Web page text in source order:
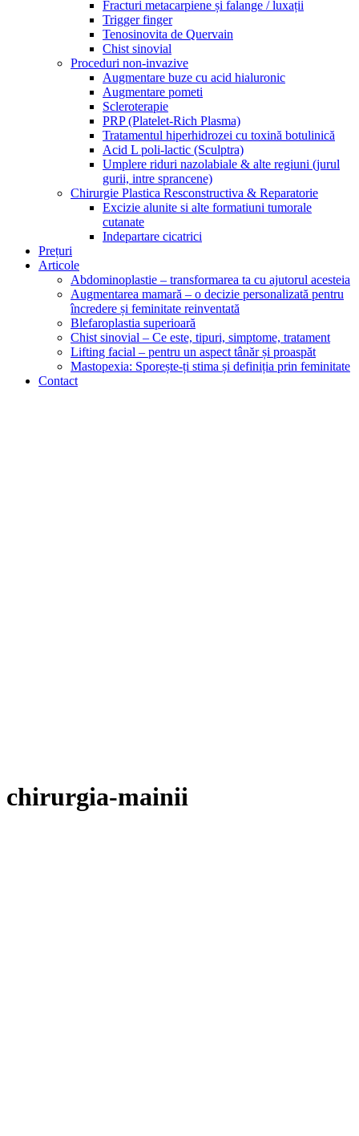
Fracturi metacarpiene și falange / luxații
Trigger finger
Tenosinovita de Quervain
Chist sinovial
Proceduri non-invazive
Augmentare buze cu acid hialuronic
Augmentare pometi
Scleroterapie
PRP (Platelet-Rich Plasma)
Tratamentul hiperhidrozei cu toxină botulinică
Acid L poli-lactic (Sculptra)
Umplere riduri nazolabiale & alte regiuni (jurul
gurii, intre sprancene)
Chirurgie Plastica Resconstructiva & Reparatorie
Excizie alunite si alte formatiuni tumorale
cutanate
Indepartare cicatrici
Prețuri
Articole
Abdominoplastie – transformarea ta cu ajutorul acesteia
Augmentarea mamară – o decizie personalizată pentru
încredere și feminitate reinventată
Blefaroplastia superioară
Chist sinovial – Ce este, tipuri, simptome, tratament
Lifting facial – pentru un aspect tânăr și proaspăt
Mastopexia: Sporește-ți stima și definiția prin feminitate
Contact
chirurgia-mainii